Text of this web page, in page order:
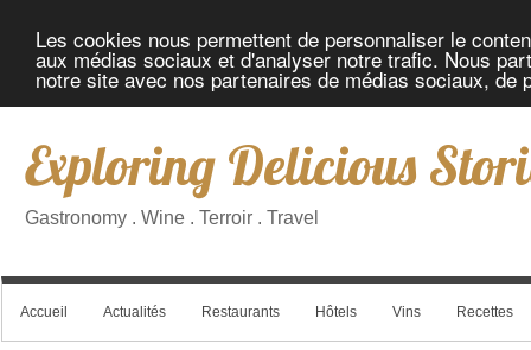
Les cookies nous permettent de personnaliser le
aux médias sociaux et d'analyser notre trafic. Nous
notre site avec nos partenaires de médias sociaux, de
Exploring Delicious
Gastronomy . Wine . Terroir . Travel
Accueil Actualités Restaurants Hôtels Vins Recettes